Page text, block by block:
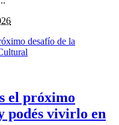
el próximo
podés vivirlo en